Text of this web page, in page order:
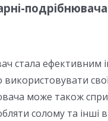
стала ефективним
може також
солому та інші